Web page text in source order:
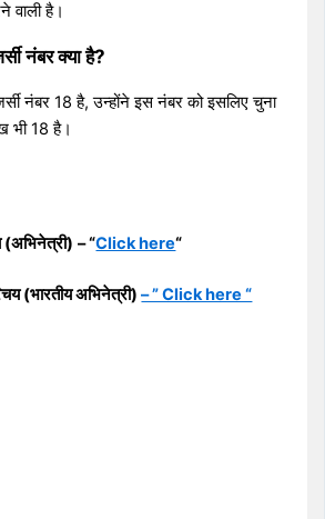
वाली है।
नंबर क्या है?
नंबर 18 है, उन्होंने इस नंबर को इसलिए चुना
भी 18 है।
(अभिनेत्री) – “Click here“
(भारतीय अभिनेत्री)– ” Click here “